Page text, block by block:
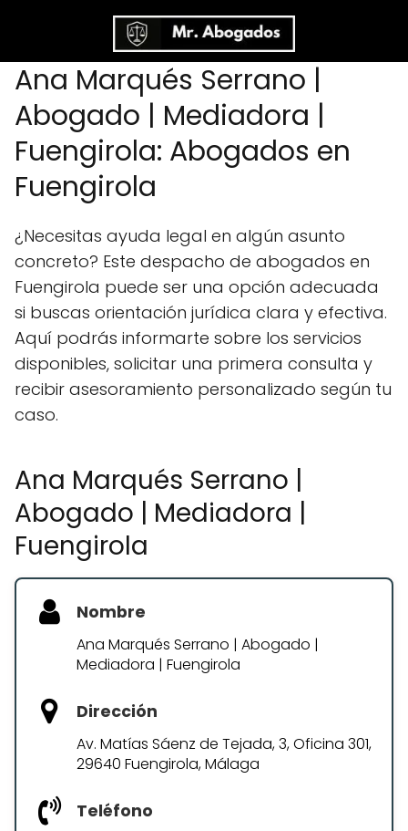
Ana Marqués Serrano |
Abogado | Mediadora |
Fuengirola: Abogados en
Fuengirola
¿Necesitas ayuda legal en algún asunto
concreto? Este despacho de abogados en
Fuengirola puede ser una opción adecuada
si buscas orientación jurídica clara y efectiva.
Aquí podrás informarte sobre los servicios
disponibles, solicitar una primera consulta y
recibir asesoramiento personalizado según tu
caso.
Ana Marqués Serrano |
Abogado | Mediadora |
Fuengirola
Nombre
Ana Marqués Serrano | Abogado |
Mediadora | Fuengirola
Dirección
Av. Matías Sáenz de Tejada, 3, Oficina 301,
29640 Fuengirola, Málaga
Teléfono